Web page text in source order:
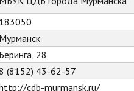
183050
Мурманск
Беринга, 28
(8152) 43-62-57
cdb-murmansk.ru/